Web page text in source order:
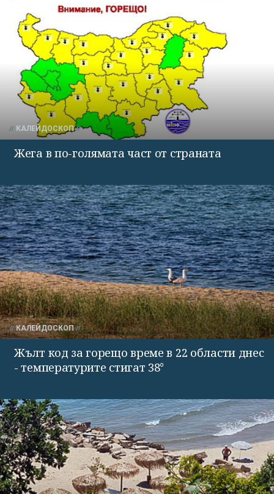
КАЛЕЙДОСКОП
Жега в по-голямата част от страната
КАЛЕЙДОСКОП
Жълт код за горещо време в 22 области днес
- температурите стигат 38°